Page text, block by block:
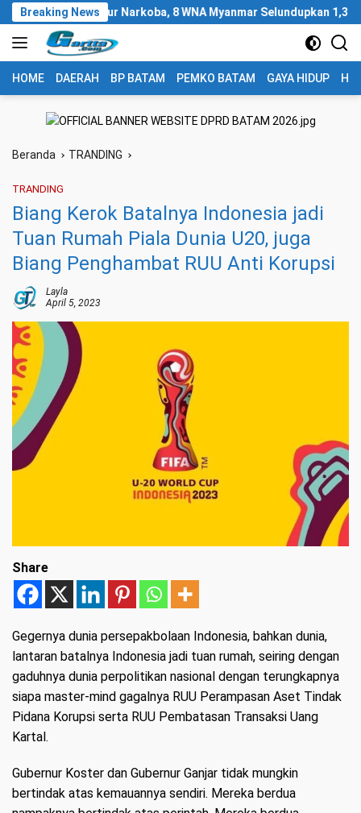
Langsung
ke
konten
Breaking News
Jalur Narkoba, 8 WNA Myanmar Selundupkan 1,3 Ton Ketamin
HOME DAERAH BP BATAM PEMKO BATAM GAYA HIDUP
Beranda TRANDING
TRANDING
Biang Kerok Batalnya Indonesia jadi
Tuan Rumah Piala Dunia U20, juga
Biang Penghambat RUU Anti Korupsi
Layla
April 5, 2023
Share
Gegernya dunia persepakbolaan Indonesia, bahkan dunia,
lantaran batalnya Indonesia jadi tuan rumah, seiring dengan
gaduhnya dunia perpolitikan nasional dengan terungkapnya
siapa master-mind gagalnya RUU Perampasan Aset Tindak
Pidana Korupsi serta RUU Pembatasan Transaksi Uang
Kartal.
Gubernur Koster dan Gubernur Ganjar tidak mungkin
bertindak atas kemauannya sendiri. Mereka berdua